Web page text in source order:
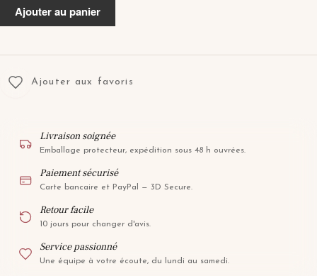
Ajouter au panier
Ajouter aux favoris
Livraison soignée
Emballage protecteur, expédition sous 48 h ouvrées.
Paiement sécurisé
Carte bancaire et PayPal — 3D Secure.
Retour facile
10 jours pour changer d'avis.
Service passionné
Une équipe à votre écoute, du lundi au samedi.